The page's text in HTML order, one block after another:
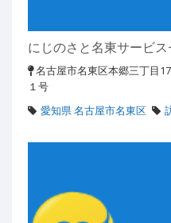
にじのさと名東サービス
名古屋市名東区本郷三丁目
１号
愛知県 名古屋市名東区